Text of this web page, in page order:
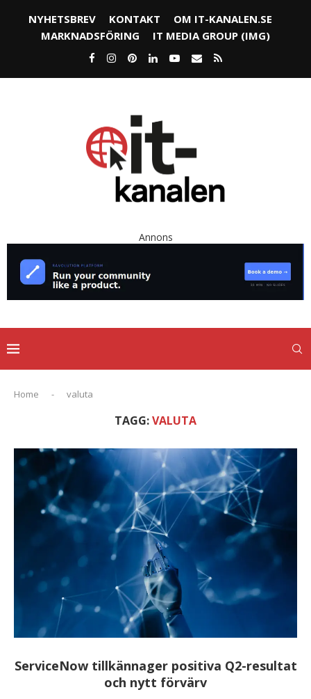
NYHETSBREV KONTAKT
OM IT-KANALEN.SE
MARKNADSFÖRING
IT MEDIA GROUP (IMG)
Annons
Home - valuta
TAGG:VALUTA
ServiceNow tillkännager positiva Q2-resultat
och nytt förvärv